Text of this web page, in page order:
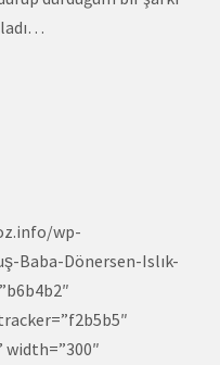
wp-
Baba-Dönersen-Islık-